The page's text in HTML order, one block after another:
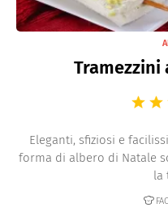
Eleganti, sfiziosi e
forma di albero di Natale
la